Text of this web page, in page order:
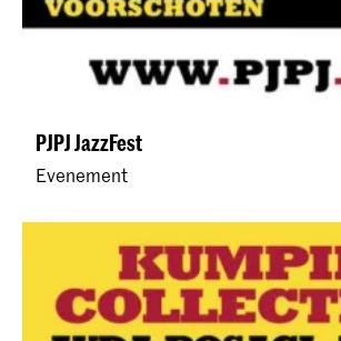
PJPJ JazzFest
Evenement